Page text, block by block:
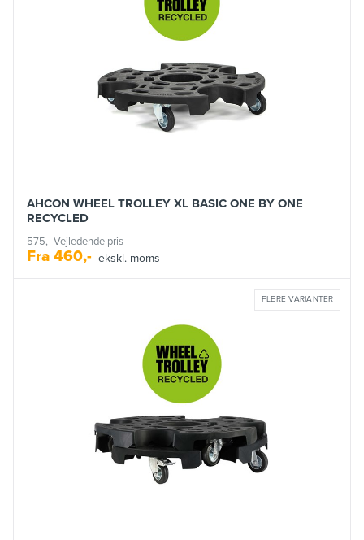
AHCON WHEEL TROLLEY XL BASIC ONE BY ONE
RECYCLED
575,-Vejledende pris
Fra 460,- ekskl. moms
FLERE VARIANTER